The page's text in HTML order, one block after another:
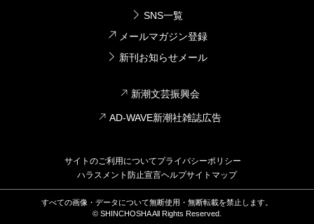
SNS一覧
メールマガジン登録
新刊お知らせメール
新潮文芸振興会
AD-WAVE新潮社雑誌広告
サイトのご利用についてプライバシーポリシー
ハラスメント防止宣言ヘルプサイトマップ
すべての画像・データについて無断使用・無断転載を禁止します。
© SHINCHOSHA All Rights Reserved.